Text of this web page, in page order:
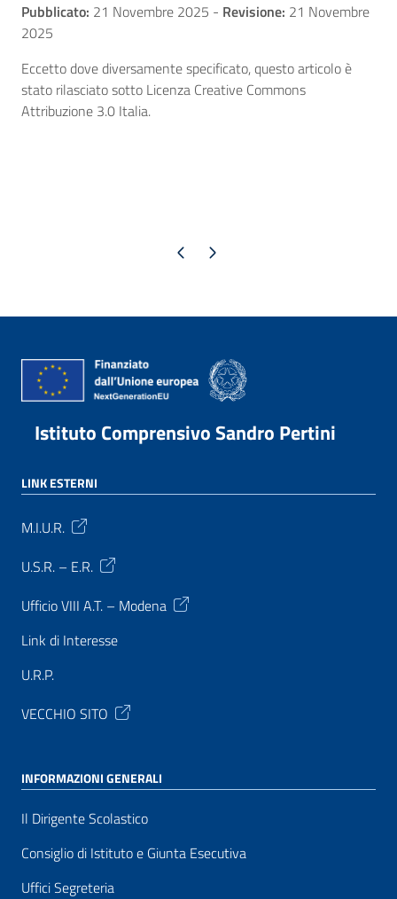
Pubblicato: 21 Novembre 2025 - Revisione: 21 Novembre
2025
Eccetto dove diversamente specificato, questo articolo è
stato rilasciato sotto Licenza Creative Commons
Attribuzione 3.0 Italia.
Pagina precedente
Pagina successiva
Istituto Comprensivo Sandro Pertini
LINK ESTERNI
M.I.U.R.
U.S.R. – E.R.
Ufficio VIII A.T. – Modena
Link di Interesse
U.R.P.
VECCHIO SITO
INFORMAZIONI GENERALI
Il Dirigente Scolastico
Consiglio di Istituto e Giunta Esecutiva
Uffici Segreteria